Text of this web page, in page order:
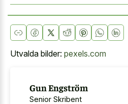
Utvalda bilder: pexels.com
Gun Engström
Senior Skribent